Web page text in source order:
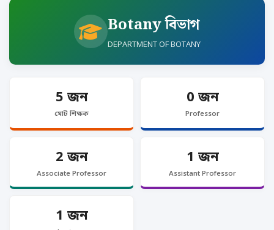
Botany বিভাগ
DEPARTMENT OF BOTANY
5 জন
মোট শিক্ষক
0 জন
Professor
2 জন
Associate Professor
1 জন
Assistant Professor
1 জন